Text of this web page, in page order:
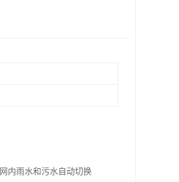
内雨水和污水自动切换